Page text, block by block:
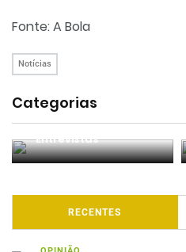
Fonte: A Bola
Notícias
Categorias
Entrevistas
RECENTES